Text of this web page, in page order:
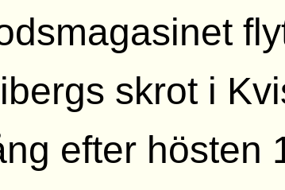
skrot i
efter hösten